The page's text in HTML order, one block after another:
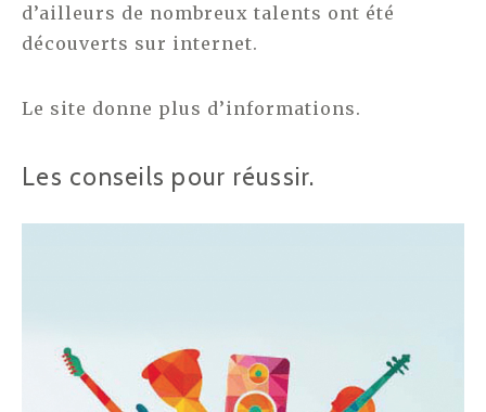
d’ailleurs de nombreux talents ont été
découverts sur internet.
Le site donne plus d’informations.
Les conseils pour réussir.